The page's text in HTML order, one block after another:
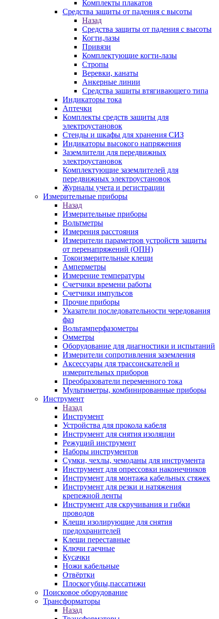
Комплекты плакатов
Средства защиты от падения с высоты
Назад
Средства защиты от падения с высоты
Когти,лазы
Привязи
Комплектующие когти-лазы
Стропы
Веревки, канаты
Анкерные линии
Средства защиты втягивающего типа
Индикаторы тока
Аптечки
Комплекты средств защиты для
электроустановок
Стенды и шкафы для хранения СИЗ
Индикаторы высокого напряжения
Заземлители для передвижных
электроустановок
Комплектующие заземлителей для
передвижных электроустановок
Журналы учета и регистрации
Измерительные приборы
Назад
Измерительные приборы
Вольтметры
Измерения расстояния
Измерители параметров устройств защиты
от перенапряжений (ОПН)
Токоизмерительные клещи
Амперметры
Измерение температуры
Счетчики времени работы
Счетчики импульсов
Прочие приборы
Указатели последовательности чередования
фаз
Вольтамперфазометры
Омметры
Оборудование для диагностики и испытаний
Измерители сопротивления заземления
Аксессуары для трассоискателей и
измерительных приборов
Преобразователи переменного тока
Мультиметры, комбинированные приборы
Инструмент
Назад
Инструмент
Устройства для прокола кабеля
Инструмент для снятия изоляции
Режущий инструмент
Наборы инструментов
Сумки, чехлы, чемоданы для инструмента
Инструмент для опрессовки наконечников
Инструмент для монтажа кабельных стяжек
Инструмент для резки и натяжения
крепежной ленты
Инструмент для скручивания и гибки
проводов
Клещи изолирующие для снятия
предохранителей
Клещи переставные
Ключи гаечные
Кусачки
Ножи кабельные
Отвёртки
Плоскогубцы,пассатижи
Поисковое оборудование
Трансформаторы
Назад